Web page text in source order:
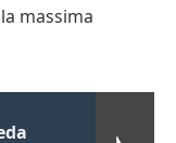
massima